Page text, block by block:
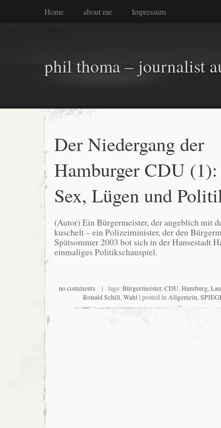
Home about me Impressum
phil thoma – journalist
Der Niedergang der
Hamburger CDU (1):
Sex, Lügen und
(Autor) Ein Bürgermeister, der angeblich mit
kuschelt – ein Polizeiminister, der den
Spätsommer 2003 bot sich in der Hansestadt
einmaliges Politikschauspiel.
no comments | tags: Bürgermeister, CDU, Hamburg,
Ronald Schill, Wahl | posted in Allgemein,